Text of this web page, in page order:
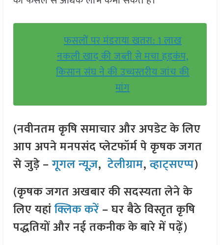
फसलों पर मंडराया खतरा: 1 लाख
नकली खाद की जब्ती से मचा हड़कंप,
किसान संघ ने की उच्चस्तरीय जांच की
मांग
(नवीनतम कृषि समाचार और अपडेट के लिए
आप अपने मनपसंद प्लेटफॉर्म पे कृषक जगत
से जुड़े –गूगल न्यूज़,टेलीग्राम,व्हाट्सएप्प)
(कृषक जगत अखबार की सदस्यता लेने के
लिए यहांक्लिक करें– घर बैठे विस्तृत कृषि
पद्धतियों और नई तकनीक के बारे में पढ़ें)